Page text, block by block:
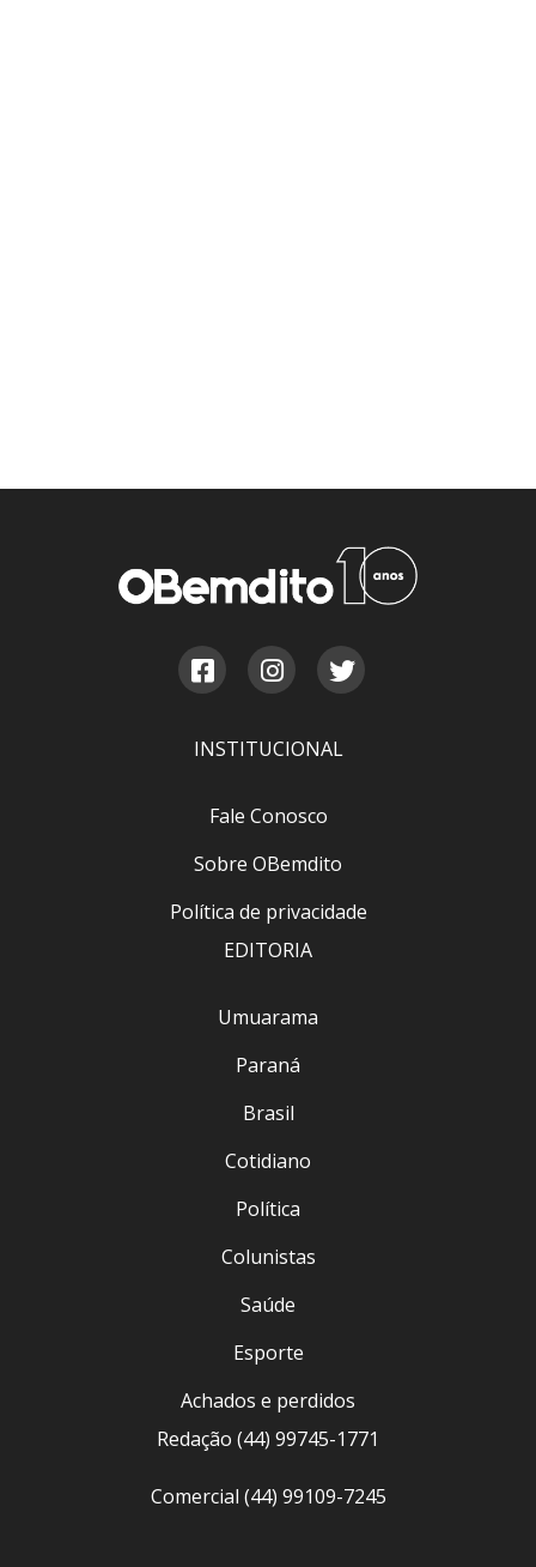
INSTITUCIONAL
Fale Conosco
Sobre OBemdito
Política de privacidade
EDITORIA
Umuarama
Paraná
Brasil
Cotidiano
Política
Colunistas
Saúde
Esporte
Achados e perdidos
Redação (44) 99745-1771
Comercial (44) 99109-7245